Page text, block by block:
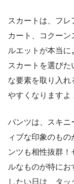
スカートは、フ
カート、コクー
ルエットが本当
スカートを選び
な要素を取り入れ
やすくなりますよ
パンツは、スキニ
ィブな印象のも
ンツも相性抜群
ルなものが特に
したい日は、タ